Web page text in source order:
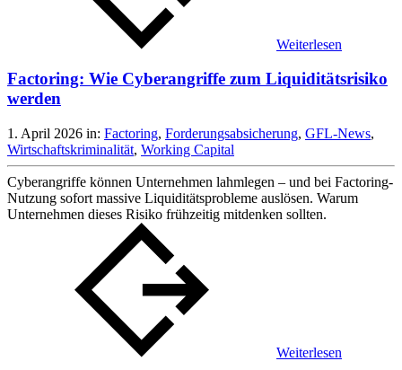
Weiterlesen
Factoring: Wie Cyberangriffe zum Liquiditätsrisiko
werden
1. April 2026 in: Factoring, Forderungsabsicherung, GFL-News,
Wirtschaftskriminalität, Working Capital
Cyberangriffe können Unternehmen lahmlegen – und bei Factoring-
Nutzung sofort massive Liquiditätsprobleme auslösen. Warum
Unternehmen dieses Risiko frühzeitig mitdenken sollten.
Weiterlesen